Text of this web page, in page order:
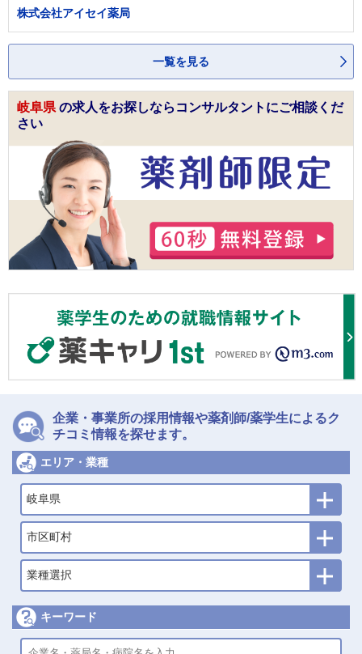
株式会社アイセイ薬局
一覧を見る
岐阜県 の求人をお探しならコンサルタントにご相談くだ
さい
企業・事業所の採用情報や薬剤師/薬学生によるク
チコミ情報を探せます。
エリア・業種
岐阜県
市区町村
業種選択
キーワード